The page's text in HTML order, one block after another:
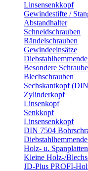
Linsensenkkopf
Gewindestifte /
Abstandhalter
Schneidschrauben
Rändelschrauben
Gewindeeinsätze
Besondere
Blechschrauben
Sechskantkopf
Zylinderkopf
Linsenkopf
Senkkopf
Linsensenkkopf
DIN 7504
Holz- u.
Kleine Holz-/
JD-Plus PROFI-